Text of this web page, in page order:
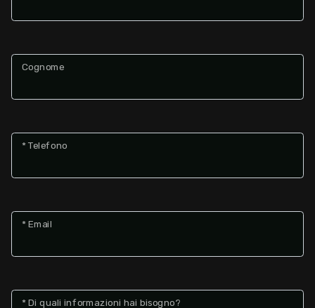
Cognome
* Telefono
* Email
* Di quali informazioni hai bisogno?